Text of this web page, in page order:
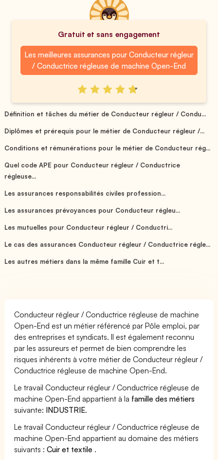
Gratuit et sans engagement
Les meilleures assurances pour Conducteur régleur
/ Conductrice régleuse de machine Open-End
Définition et tâches du métier de Conducteur régleur / Condu...
Diplômes et prérequis pour le métier de Conducteur régleur /...
Conditions et rémunérations pour le métier de Conducteur rég...
Quel code APE pour Conducteur régleur / Conductrice
régleuse...
Les assurances responsabilités civiles profession...
Les assurances prévoyances pour Conducteur régleu...
Les mutuelles pour Conducteur régleur / Conductri...
Le cas des assurances Conducteur régleur / Conductrice régle...
Les autres métiers dans la même famille Cuir et t...
Conducteur régleur / Conductrice régleuse de machine
Open-End est un métier référencé par Pôle emploi, par
des entreprises et syndicats. Il est également reconnu
par les assureurs et permet de bien comprendre les
risques inhérents à votre métier de Conducteur régleur /
Conductrice régleuse de machine Open-End.
Le travail Conducteur régleur / Conductrice régleuse de
machine Open-End appartient à la famille des métiers
suivante: INDUSTRIE.
Le travail Conducteur régleur / Conductrice régleuse de
machine Open-End appartient au domaine des métiers
suivants :Cuir et textile .